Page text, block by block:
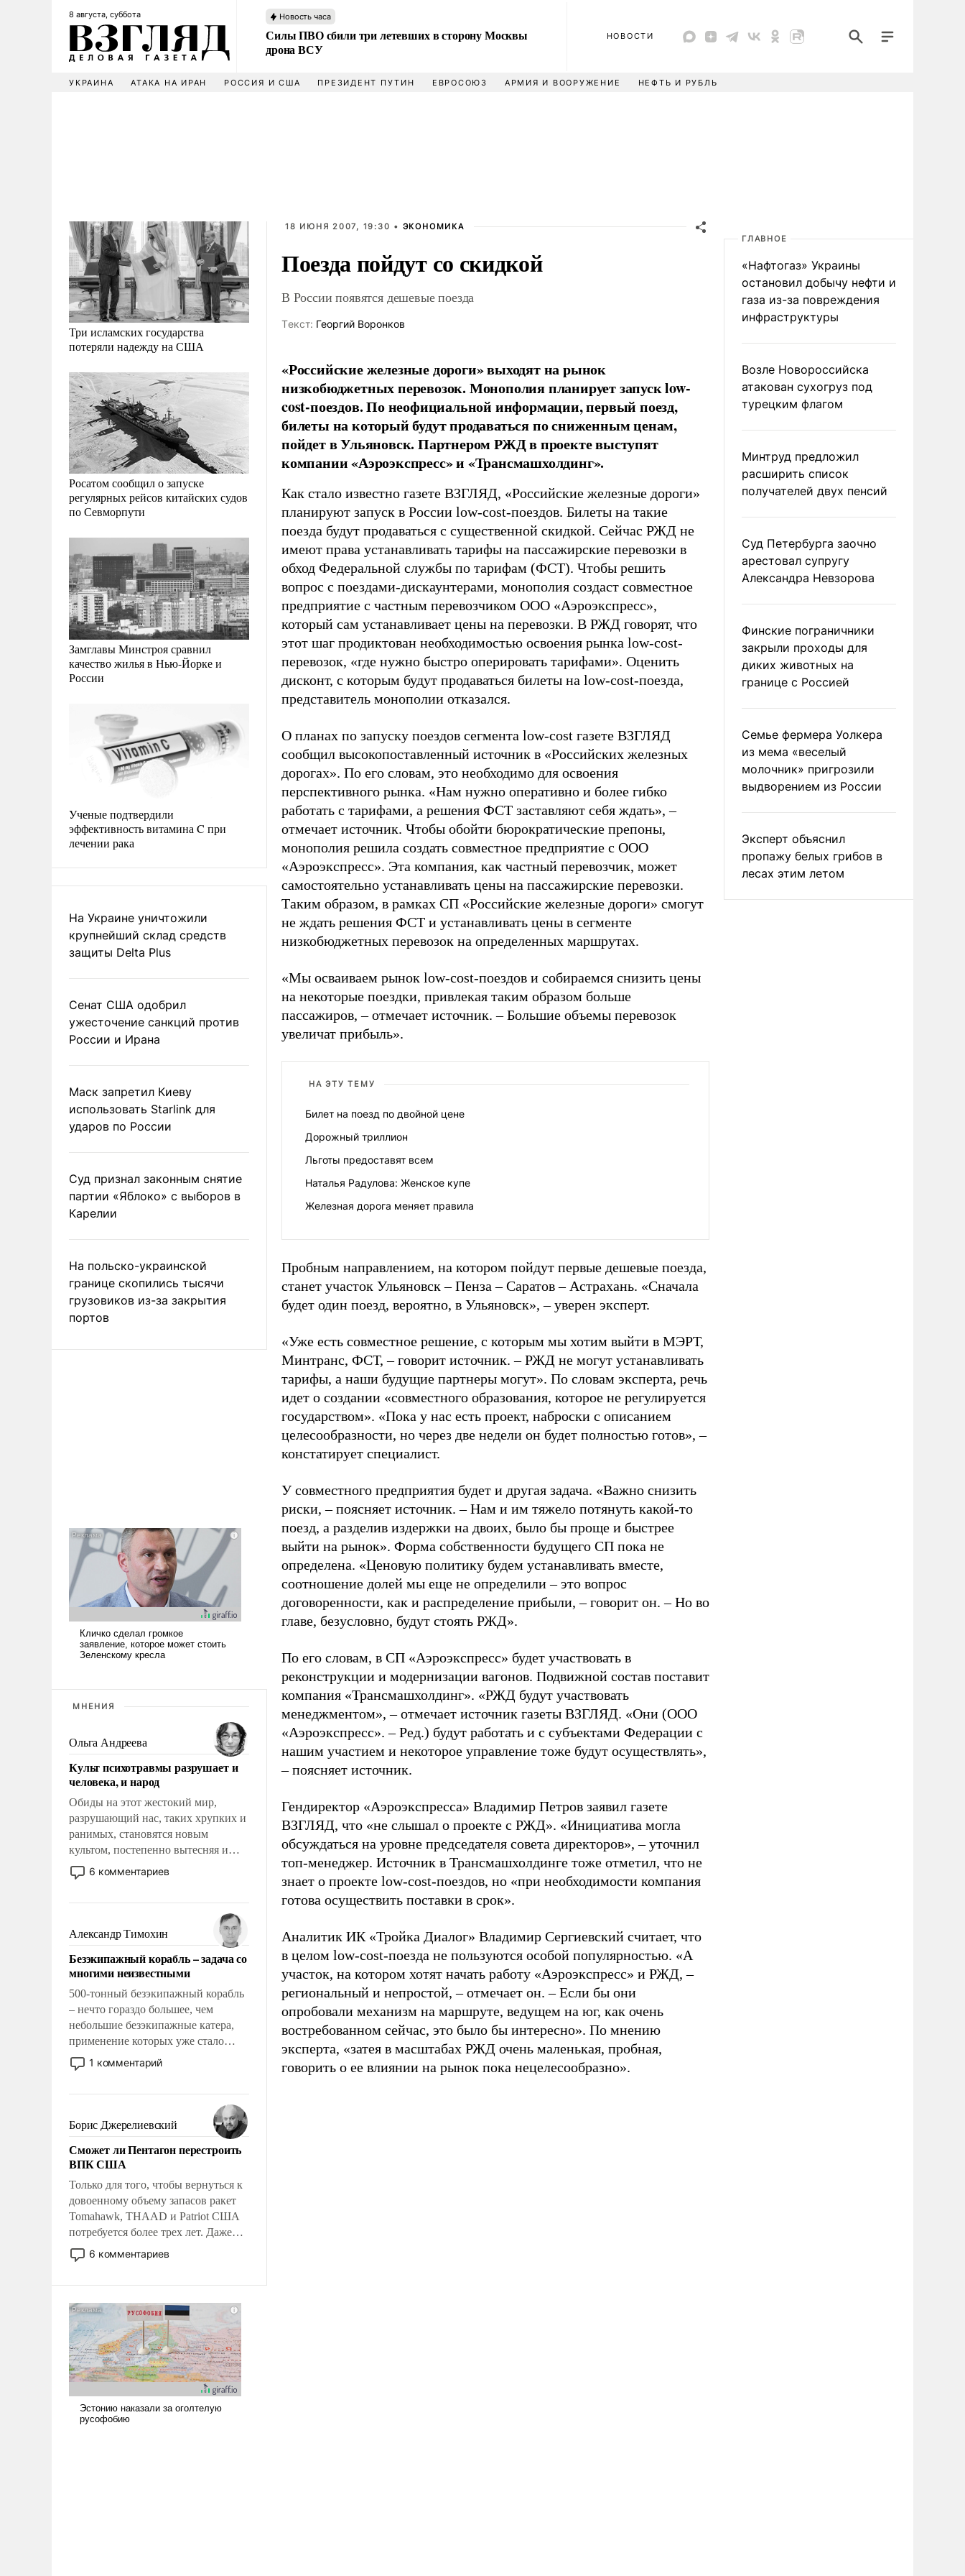
8 августа, суббота Новость часа
Силы ПВО сбили три летевших в сторону Москвы
дрона ВСУ
НОВОСТИ
УКРАИНА АТАКА НА ИРАН РОССИЯ И США ПРЕЗИДЕНТ ПУТИН ЕВРОСОЮЗ АРМИЯ И ВООРУЖЕНИЕ НЕФТЬ И РУБЛЬ
Три исламских государства
потеряли надежду на США
Росатом сообщил о запуске
регулярных рейсов китайских судов
по Севморпути
Замглавы Минстроя сравнил
качество жилья в Нью-Йорке и
России
Ученые подтвердили
эффективность витамина C при
лечении рака
На Украине уничтожили
крупнейший склад средств
защиты Delta Plus
Сенат США одобрил
ужесточение санкций против
России и Ирана
Маск запретил Киеву
использовать Starlink для
ударов по России
Суд признал законным снятие
партии «Яблоко» с выборов в
Карелии
На польско-украинской
границе скопились тысячи
грузовиков из-за закрытия
портов
МНЕНИЯ
Ольга Андреева
Культ психотравмы разрушает и
человека, и народ
Обиды на этот жестокий мир,
разрушающий нас, таких хрупких и
ранимых, становятся новым
культом, постепенно вытесняя и
отменяя традиционное требование к
человеку – быть мужественным и
на себя ответственность, помогать
слабым, идти вперед и
адаптироваться.
6 комментариев
Александр Тимохин
Безэкипажный корабль – задача со
многими неизвестными
500-тонный безэкипажный корабль
– нечто гораздо большее, чем
небольшие безэкипажные катера,
применение которых уже стало
обыденностью. Задача по созданию
такого корабля очень сложна и
реализация радикально поднимет
наши боевые возможности.
1 комментарий
Борис Джерелиевский
Сможет ли Пентагон перестроить
ВПК США
Только для того, чтобы вернуться к
довоенному объему запасов ракет
Tomahawk, THAAD и Patriot США
потребуется более трех лет. Даже
небольшая война с Ираном
опустошила американские
уязвимости США, например, перед
Китаем.
6 комментариев
18 ИЮНЯ 2007, 19:30 • ЭКОНОМИКА
Поезда пойдут со скидкой
В России появятся дешевые поезда
Tекст: Георгий Воронков
«Российские железные дороги» выходят на рынок
низкобюджетных перевозок. Монополия планирует запуск low-
cost-поездов. По неофициальной информации, первый поезд,
билеты на который будут продаваться по сниженным ценам,
пойдет в Ульяновск. Партнером РЖД в проекте выступят
компании «Аэроэкспресс» и «Трансмашхолдинг».
Как стало известно газете ВЗГЛЯД, «Российские железные дороги»
планируют запуск в России low-cost-поездов. Билеты на такие
поезда будут продаваться с существенной скидкой. Сейчас РЖД не
имеют права устанавливать тарифы на пассажирские перевозки в
обход Федеральной службы по тарифам (ФСТ). Чтобы решить
вопрос с поездами-дискаунтерами, монополия создаст совместное
предприятие с частным перевозчиком ООО «Аэроэкспресс»,
который сам устанавливает цены на перевозки. В РЖД говорят, что
этот шаг продиктован необходимостью освоения рынка low-cost-
перевозок, «где нужно быстро оперировать тарифами». Оценить
дисконт, с которым будут продаваться билеты на low-cost-поезда,
представитель монополии отказался.
О планах по запуску поездов сегмента low-cost газете ВЗГЛЯД
сообщил высокопоставленный источник в «Российских железных
дорогах». По его словам, это необходимо для освоения
перспективного рынка. «Нам нужно оперативно и более гибко
работать с тарифами, а решения ФСТ заставляют себя ждать», –
отмечает источник. Чтобы обойти бюрократические препоны,
монополия решила создать совместное предприятие с ООО
«Аэроэкспресс». Эта компания, как частный перевозчик, может
самостоятельно устанавливать цены на пассажирские перевозки.
Таким образом, в рамках СП «Российские железные дороги» смогут
не ждать решения ФСТ и устанавливать цены в сегменте
низкобюджетных перевозок на определенных маршрутах.
«Мы осваиваем рынок low-cost-поездов и собираемся снизить цены
на некоторые поездки, привлекая таким образом больше
пассажиров, – отмечает источник. – Большие объемы перевозок
увеличат прибыль».
НА ЭТУ ТЕМУ
Билет на поезд по двойной цене
Дорожный триллион
Льготы предоставят всем
Наталья Радулова: Женское купе
Железная дорога меняет правила
Пробным направлением, на котором пойдут первые дешевые поезда,
станет участок Ульяновск – Пенза – Саратов – Астрахань. «Сначала
будет один поезд, вероятно, в Ульяновск», – уверен эксперт.
«Уже есть совместное решение, с которым мы хотим выйти в МЭРТ,
Минтранс, ФСТ, – говорит источник. – РЖД не могут устанавливать
тарифы, а наши будущие партнеры могут». По словам эксперта, речь
идет о создании «совместного образования, которое не регулируется
государством». «Пока у нас есть проект, наброски с описанием
целесообразности, но через две недели он будет полностью готов», –
констатирует специалист.
У совместного предприятия будет и другая задача. «Важно снизить
риски, – поясняет источник. – Нам и им тяжело потянуть какой-то
поезд, а разделив издержки на двоих, было бы проще и быстрее
выйти на рынок». Форма собственности будущего СП пока не
определена. «Ценовую политику будем устанавливать вместе,
соотношение долей мы еще не определили – это вопрос
договоренности, как и распределение прибыли, – говорит он. – Но во
главе, безусловно, будут стоять РЖД».
По его словам, в СП «Аэроэкспресс» будет участвовать в
реконструкции и модернизации вагонов. Подвижной состав поставит
компания «Трансмашхолдинг». «РЖД будут участвовать
менеджментом», – отмечает источник газеты ВЗГЛЯД. «Они (ООО
«Аэроэкспресс». – Ред.) будут работать и с субъектами Федерации с
нашим участием и некоторое управление тоже будут осуществлять»,
– поясняет источник.
Гендиректор «Аэроэкспресса» Владимир Петров заявил газете
ВЗГЛЯД, что «не слышал о проекте с РЖД». «Инициатива могла
обсуждаться на уровне председателя совета директоров», – уточнил
топ-менеджер. Источник в Трансмашхолдинге тоже отметил, что не
знает о проекте low-cost-поездов, но «при необходимости компания
готова осуществить поставки в срок».
Аналитик ИК «Тройка Диалог» Владимир Сергиевский считает, что
в целом low-cost-поезда не пользуются особой популярностью. «А
участок, на котором хотят начать работу «Аэроэкспресс» и РЖД, –
региональный и непростой, – отмечает он. – Если бы они
опробовали механизм на маршруте, ведущем на юг, как очень
востребованном сейчас, это было бы интересно». По мнению
эксперта, «затея в масштабах РЖД очень маленькая, пробная,
говорить о ее влиянии на рынок пока нецелесообразно».
ГЛАВНОЕ
«Нафтогаз» Украины
остановил добычу нефти и
газа из-за повреждения
инфраструктуры
Возле Новороссийска
атакован сухогруз под
турецким флагом
Минтруд предложил
расширить список
получателей двух пенсий
Суд Петербурга заочно
арестовал супругу
Александра Невзорова
Финские пограничники
закрыли проходы для
диких животных на
границе с Россией
Семье фермера Уолкера
из мема «веселый
молочник» пригрозили
выдворением из России
Эксперт объяснил
пропажу белых грибов в
лесах этим летом